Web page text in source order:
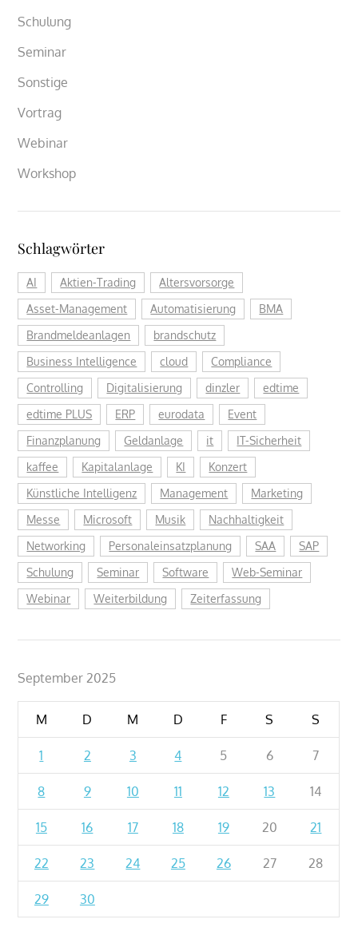
Schulung
Seminar
Sonstige
Vortrag
Webinar
Workshop
Schlagwörter
AI Aktien-Trading
Altersvorsorge
Asset-Management
Automatisierung
BMA
Brandmeldeanlagen
brandschutz
Business Intelligence
cloud
Compliance
Controlling
Digitalisierung dinzler
edtime
edtime PLUS
ERP eurodata
Event
Finanzplanung
Geldanlage it
IT-Sicherheit
kaffee
Kapitalanlage KI
Konzert
Künstliche Intelligenz
Management
Marketing
Messe
Microsoft Musik
Nachhaltigkeit
Networking
Personaleinsatzplanung SAA
SAP
Schulung
Seminar Software
Web-Seminar
Webinar
Weiterbildung Zeiterfassung
September 2025
M D M D F S S
1 2 3 4 5 6 7
8 9 10 11 12 13 14
15 16 17 18 19 20 21
22 23 24 25 26 27 28
29 30